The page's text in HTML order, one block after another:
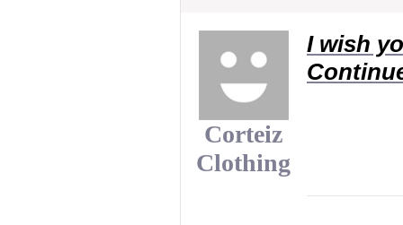
Corteiz
Clothing
I wish